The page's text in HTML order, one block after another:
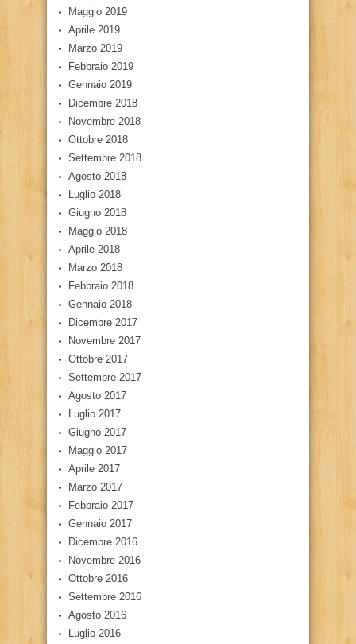
Maggio 2019
Aprile 2019
Marzo 2019
Febbraio 2019
Gennaio 2019
Dicembre 2018
Novembre 2018
Ottobre 2018
Settembre 2018
Agosto 2018
Luglio 2018
Giugno 2018
Maggio 2018
Aprile 2018
Marzo 2018
Febbraio 2018
Gennaio 2018
Dicembre 2017
Novembre 2017
Ottobre 2017
Settembre 2017
Agosto 2017
Luglio 2017
Giugno 2017
Maggio 2017
Aprile 2017
Marzo 2017
Febbraio 2017
Gennaio 2017
Dicembre 2016
Novembre 2016
Ottobre 2016
Settembre 2016
Agosto 2016
Luglio 2016